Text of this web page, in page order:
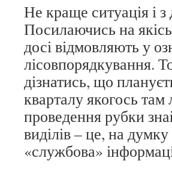
Не краще ситуація і
Посилаючись на якісь
досі відмовляють у
лісовпорядкування.
дізнатись, що
кварталу якогось
проведення рубки
виділів – це, на
«службова»